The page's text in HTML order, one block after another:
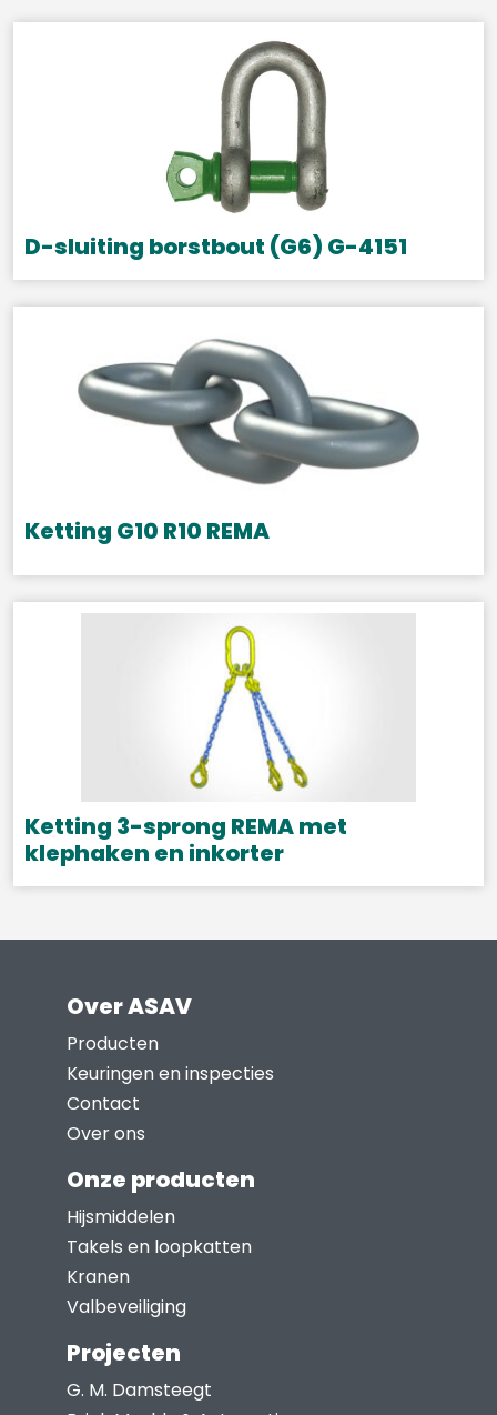
D-sluiting borstbout (G6) G-4151
Dit
product
meerdere
variaties.
gekozen
op
Ketting G10 R10 REMA
Ketting 3-sprong REMA met
klephaken en inkorter
Dit
variaties.
optie
gekozen
productpagina
Over ASAV
Producten
Keuringen en inspecties
Contact
Over ons
Onze producten
Hijsmiddelen
Takels en loopkatten
Kranen
Valbeveiliging
Projecten
G. M. Damsteegt